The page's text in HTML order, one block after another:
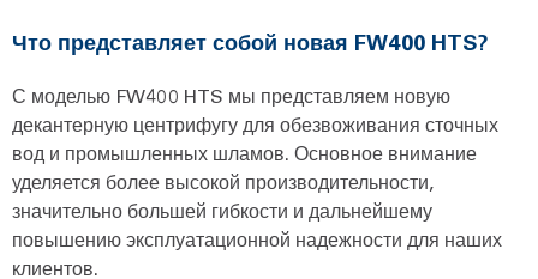
Что представляет собой новая FW400 HTS?
С моделью FW400 HTS мы представляем новую
декантерную центрифугу для обезвоживания сточных
вод и промышленных шламов. Основное внимание
уделяется более высокой производительности,
значительно большей гибкости и дальнейшему
повышению эксплуатационной надежности для наших
клиентов.